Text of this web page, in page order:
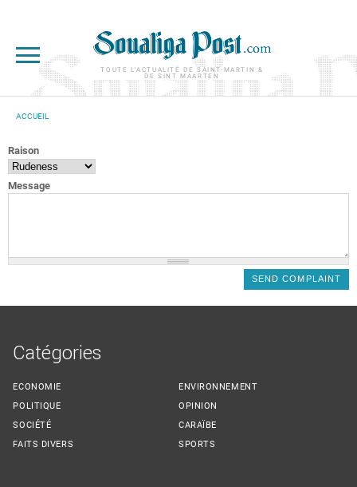
TOUTE L'ACTUALITÉ DE SAINT-MARTIN &
DE SINT MAARTEN
ACCUEIL
Raison
Message
Catégories
ECONOMIE
POLITIQUE
SOCIÉTÉ
FAITS DIVERS
ENVIRONNEMENT
OPINION
CARAÏBE
SPORTS